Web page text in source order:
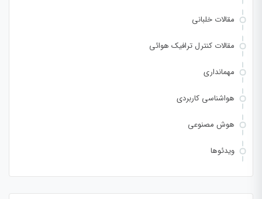
مقالات خلبانی
مقالات کنترل ترافیک هوائی
مهمانداری
هواشناسی کاربردی
هوش مصنوعی
ویدئوها